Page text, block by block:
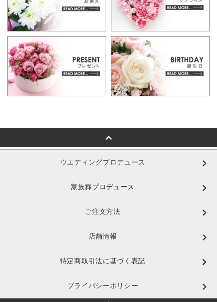
ウエディングプロデュース
家族葬プロデュース
ご注文方法
店舗情報
特定商取引法に基づく表記
プライバシーポリシー